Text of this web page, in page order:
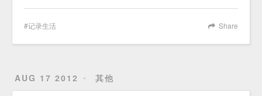
Share
记录生活
AUG 17 2012 其他